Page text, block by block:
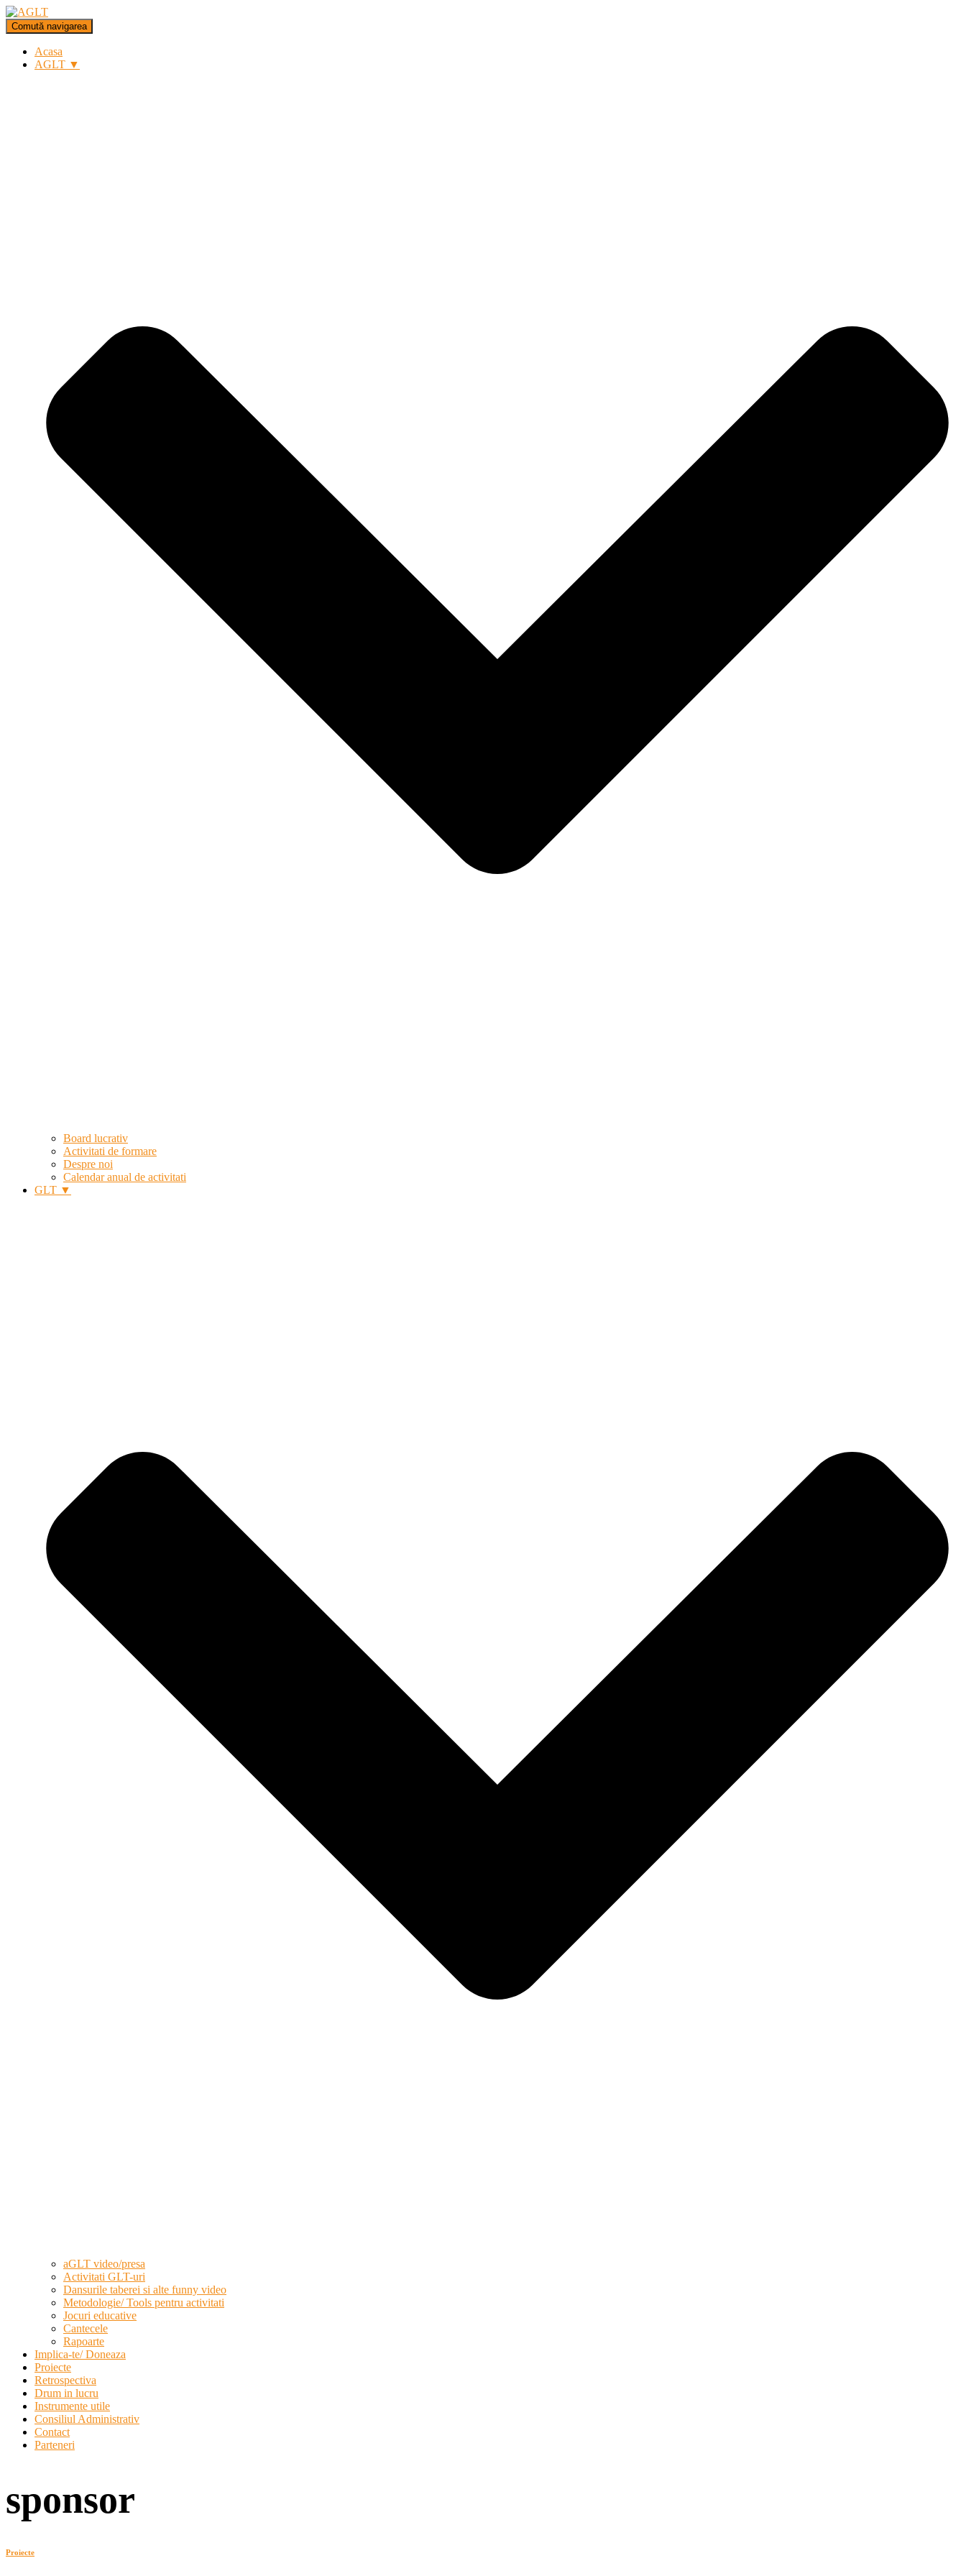
Comută navigarea
Acasa
AGLT ▼
Board lucrativ
Activitati de formare
Despre noi
Calendar anual de activitati
GLT ▼
aGLT video/presa
Activitati GLT-uri
Dansurile taberei si alte funny video
Metodologie/ Tools pentru activitati
Jocuri educative
Cantecele
Rapoarte
Implica-te/ Doneaza
Proiecte
Retrospectiva
Drum in lucru
Instrumente utile
Consiliul Administrativ
Contact
Parteneri
sponsor
Proiecte